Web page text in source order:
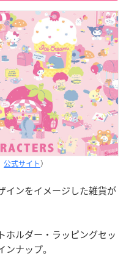
公式サイト）
インをイメージした雑貨が
ホルダー・ラッピングセッ
ナップ。